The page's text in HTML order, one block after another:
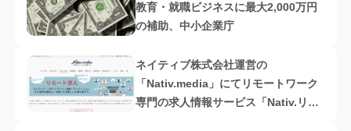
教育・就職ビジネスに最大2,000万円
の補助、中小企業庁
ネイティブ株式会社運営の
「Nativ.media」にてリモートワーク
専門の求人情報サービス「Nativ.リモ